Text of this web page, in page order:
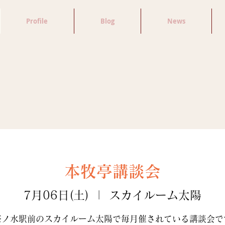
Profile Blog News
本牧亭講談会
7月06日(土) スカイルーム太陽
ノ水駅前のスカイルーム太陽で毎月催されている講談会で